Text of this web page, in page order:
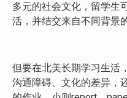
多元的社会文化，留学生
活，并结交来自不同背景
但要在北美长期学习生活
沟通障碍、文化的差异，